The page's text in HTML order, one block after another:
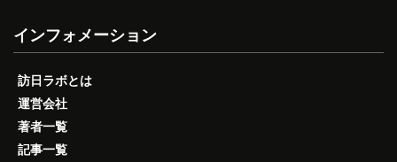
インフォメーション
訪日ラボとは
運営会社
著者一覧
記事一覧